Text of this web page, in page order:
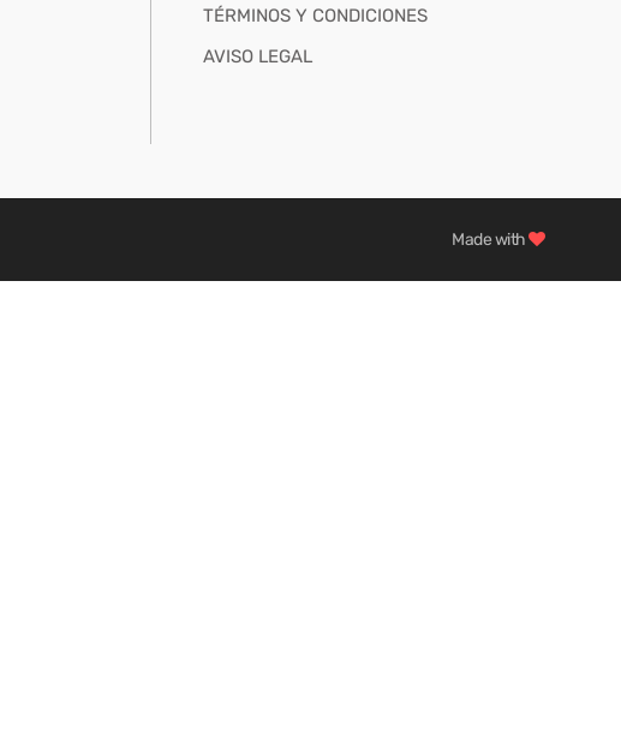
TÉRMINOS Y CONDICIONES
AVISO LEGAL
Made with